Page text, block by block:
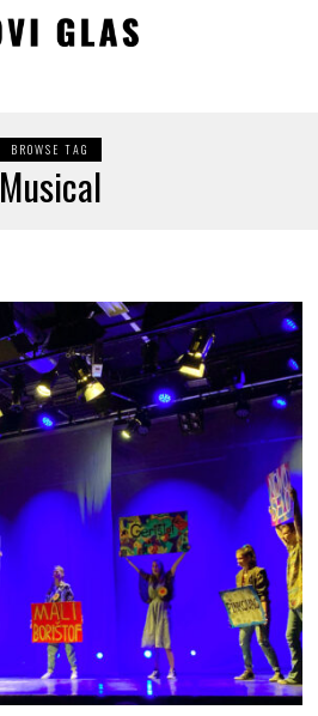
BROWSE TAG
Musical